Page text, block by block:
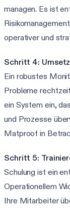
managen. Es ist
operativer und
Schritt 4:
Ein robustes
Probleme
ein System ein,
und Prozesse
Matproof in
Schritt 5:
Schulung ist ein
Operationellem
Ihre Mitarbeiter